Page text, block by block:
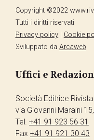
Copyright ©2022
Tutti i diritti riservati
Privacy policy
Cookie
Sviluppato da Arcaweb
Uffici e
Società Editrice
via Giovanni Maraini
Tel. +41 91 923 56 31
Fax +41 91 921 30 43